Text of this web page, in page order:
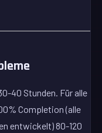
40 Stunden. Für alle
Completion (alle
entwickelt) 80-120